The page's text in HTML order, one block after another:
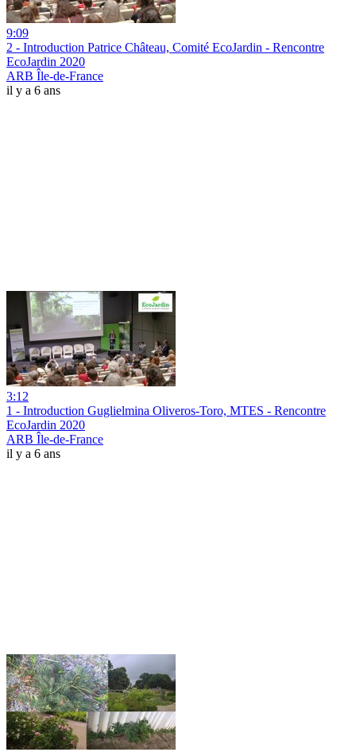
9:09
2 - Introduction Patrice Château, Comité EcoJardin - Rencontre
EcoJardin 2020
ARB Île-de-France
il y a 6 ans
3:12
1 - Introduction Guglielmina Oliveros-Toro, MTES - Rencontre
EcoJardin 2020
ARB Île-de-France
il y a 6 ans